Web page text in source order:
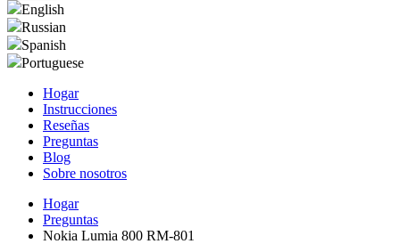
English
Russian
Spanish
Portuguese
Hogar
Instrucciones
Reseñas
Preguntas
Blog
Sobre nosotros
Hogar
Preguntas
Nokia Lumia 800 RM-801